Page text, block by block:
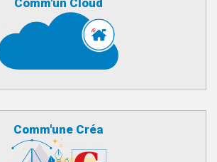
Comm'un Cloud
Comm'une Créa